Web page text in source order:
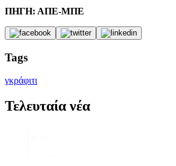
ΠΗΓΗ: ΑΠΕ-ΜΠΕ
Tags
γκράφιτι
Τελευταία νέα